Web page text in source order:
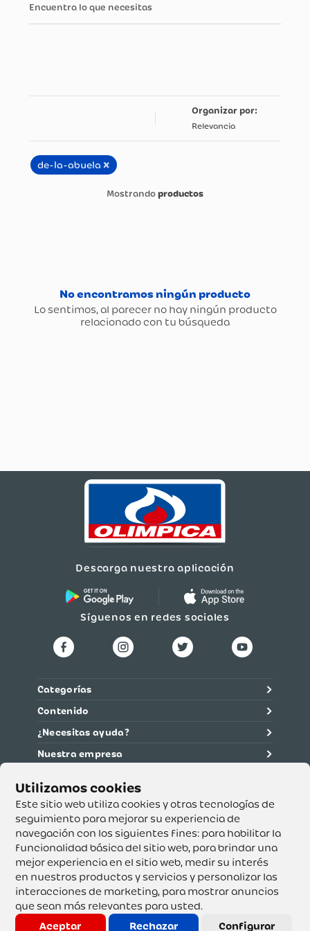
Este sitio web utiliza cookies y otras tecnologías de
seguimiento para mejorar su experiencia de
navegación con los siguientes fines: para habilitar la
funcionalidad básica del sitio web, para brindar una
mejor experiencia en el sitio web, medir su interés
en nuestros productos y servicios y personalizar las
interacciones de marketing, para mostrar anuncios
que sean más relevantes para usted.
Aceptar
Rechazar Configurar
Encuentra lo que necesitas
Relevancia
de-la-abuela ×
productos
Descarga nuestra aplicación
Síguenos en redes sociales
Categorías
Contenido
¿Necesitas ayuda?
Nuestra empresa
Supertiendas y Drogería Olímpica S.A. - Nit 890.107.487 -
Dirección de notificación: Calle 53 No. 46-192 local 3-01
Teléfono: 3232540999 - Correo:
servicioalcliente@olimpica.com.co
Copyright o Actualización 2023 OLÍMPICA S.A. Derechos
Reservados.